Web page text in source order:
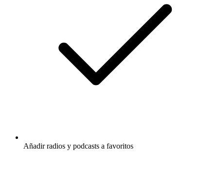
Añadir radios y podcasts a favoritos